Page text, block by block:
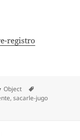
registro
Categories
Object
,sacarle-jugo